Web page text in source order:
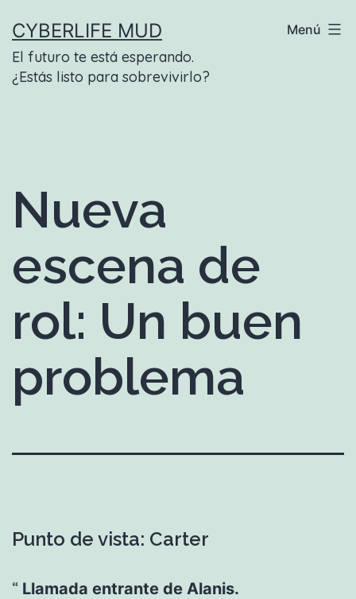
contenido
CYBERLIFE MUD
El futuro te está esperando.
¿Estás listo para sobrevivirlo?
Menú
Nueva
escena de
rol: Un buen
problema
Punto de vista: Carter
Llamada entrante de Alanis.